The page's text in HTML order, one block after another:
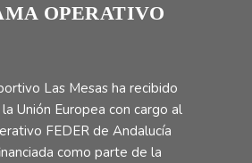
OPERATIVO
Las Mesas ha recibido
Unión Europea con cargo al
FEDER de Andalucía
como parte de la